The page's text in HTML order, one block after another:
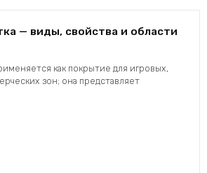
— виды, свойства и области
как покрытие для игровых,
зон; она представляет